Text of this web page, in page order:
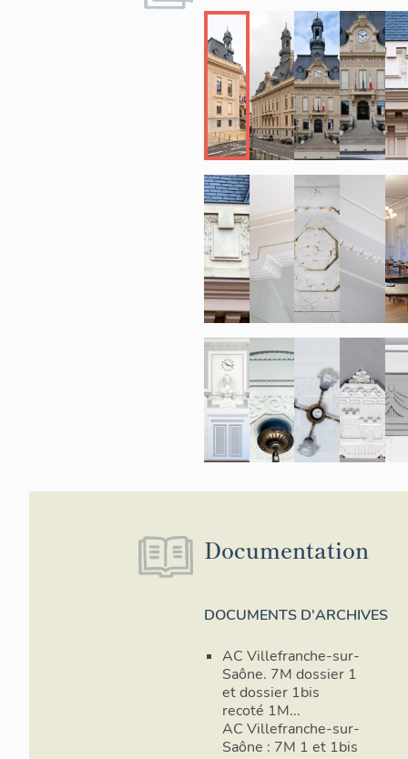
Documentation
DOCUMENTS D'ARCHIVES
AC Villefranche-sur-
Saône. 7M dossier 1
et dossier 1bis
recoté 1M...
AC Villefranche-sur-
Saône : 7M 1 et 1bis